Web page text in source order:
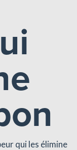
qui les élimine